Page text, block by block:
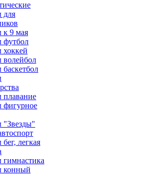
для
к 9 мая
футбол
хоккей
волейбол
плавание
фигурное
"Звезды"
легкая
гимнастика
конный